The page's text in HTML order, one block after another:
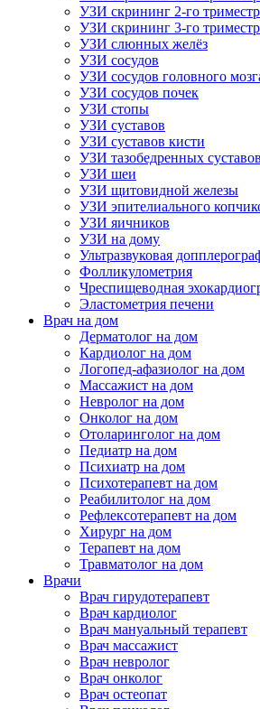
УЗИ скрининг 2-го
УЗИ скрининг 3-го
УЗИ слюнных желёз
УЗИ сосудов
УЗИ сосудов головного
УЗИ сосудов почек
УЗИ стопы
УЗИ суставов
УЗИ суставов кисти
УЗИ тазобедренных суставов
УЗИ шеи
УЗИ щитовидной железы
УЗИ эпителиального
УЗИ яичников
УЗИ на дому
Ультразвуковая
Фолликулометрия
Чреспищеводная
Эластометрия печени
Врач на дом
Дерматолог на дом
Кардиолог на дом
Логопед-афазиолог на дом
Массажист на дом
Невролог на дом
Онколог на дом
Отоларинголог на дом
Педиатр на дом
Психиатр на дом
Психотерапевт на дом
Реабилитолог на дом
Рефлексотерапевт на дом
Хирург на дом
Терапевт на дом
Травматолог на дом
Врачи
Врач гирудотерапевт
Врач кардиолог
Врач мануальный терапевт
Врач массажист
Врач невролог
Врач онколог
Врач остеопат